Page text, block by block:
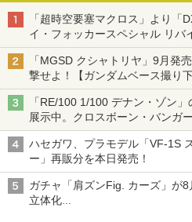
「超時空要塞マクロス」より「
イ・フォッカースペシャル リバ
「MGSD クシャトリヤ」9月発
撃せよ！【ガンダムベース撮り下
「RE/100 1/100 デナン・ゾン
展示中。クロスボーン・バンガ
【ガンダムベース撮り下ろし】
ハセガワ、プラモデル「VF-1S
ー」再販分を本日発売！
ガチャ「肩ズンFig. カーズ」が
立体化